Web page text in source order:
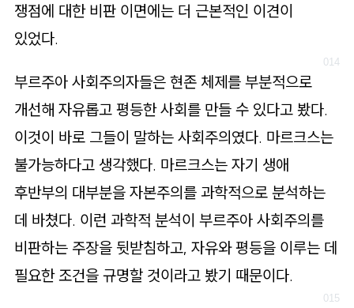
쟁점에 대한 비판 이면에는 더 근본적인 이견이
있었다.
부르주아 사회주의자들은 현존 체제를 부분적으로
개선해 자유롭고 평등한 사회를 만들 수 있다고 봤다.
이것이 바로 그들이 말하는 사회주의였다. 마르크스는
불가능하다고 생각했다. 마르크스는 자기 생애
후반부의 대부분을 자본주의를 과학적으로 분석하는
데 바쳤다. 이런 과학적 분석이 부르주아 사회주의를
비판하는 주장을 뒷받침하고, 자유와 평등을 이루는 데
필요한 조건을 규명할 것이라고 봤기 때문이다.